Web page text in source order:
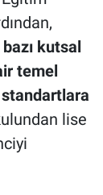
kutsal
temel
lise